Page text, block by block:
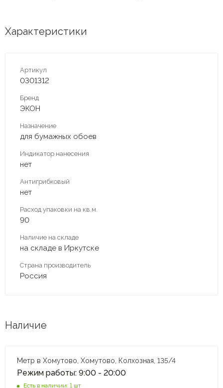
Характеристики
Артикул
0301312
Бренд
ЭКОН
Назначение
для бумажных обоев
Индикатор нанесения
нет
Антигрибковый
нет
Расход упаковки на кв.м.
90
Наличие на складе
на складе в Иркутске
Страна производитель
Россия
Наличие
Метр в Хомутово, Хомутово, Колхозная, 135/4
Режим работы: 9:00 - 20:00
Есть в наличии: 1 шт